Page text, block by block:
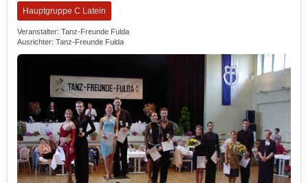
Hauptgruppe C Latein
Veranstalter: Tanz-Freunde Fulda
Ausrichter: Tanz-Freunde Fulda